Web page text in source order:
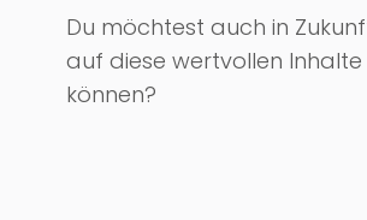
Du möchtest auch in
auf diese wertvollen
können?